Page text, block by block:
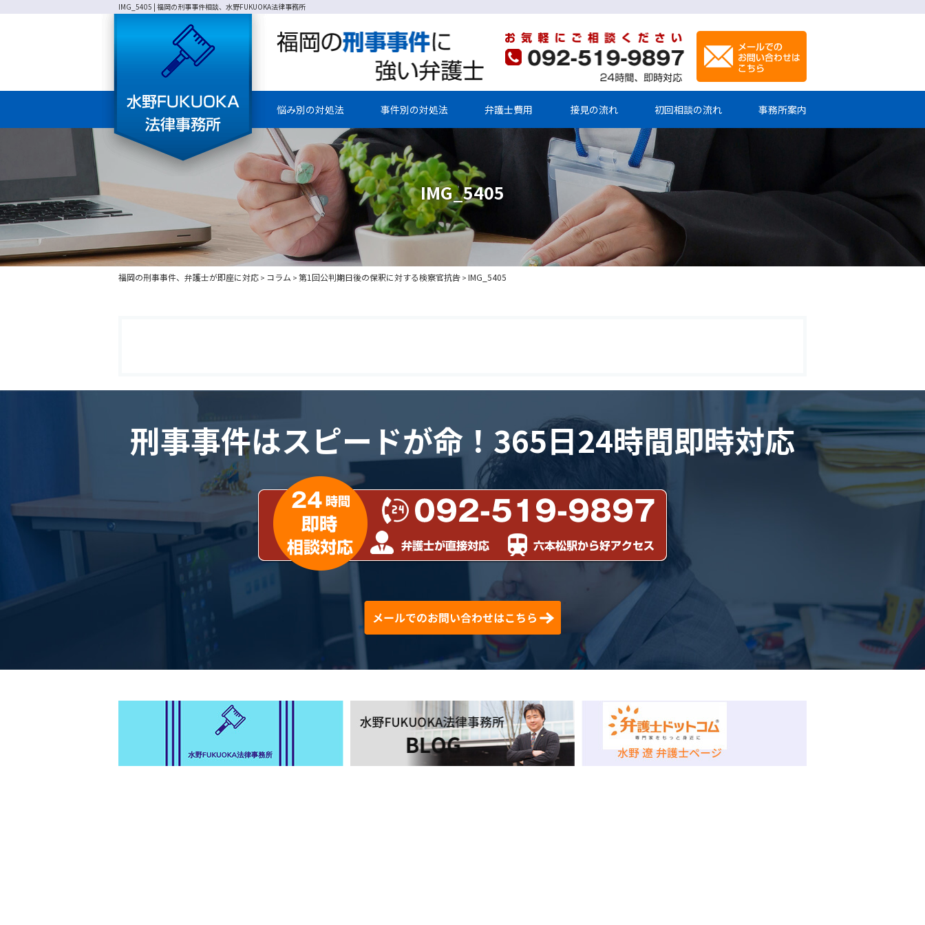
IMG_5405 | 福岡の刑事事件相談、水野FUKUOKA法律事務所
悩み別の対処法 事件別の対処法 弁護士費用 接見の流れ 初回相談の流れ 事務所案内
IMG_5405
福岡の刑事事件、弁護士が即座に対応 > コラム > 第1回公判期日後の保釈に対する検察官抗告 > IMG_5405
刑事事件はスピードが命！ 365日24時間即時対応